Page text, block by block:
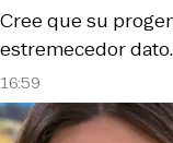
16:59
Cree que su
estremecedor dato.